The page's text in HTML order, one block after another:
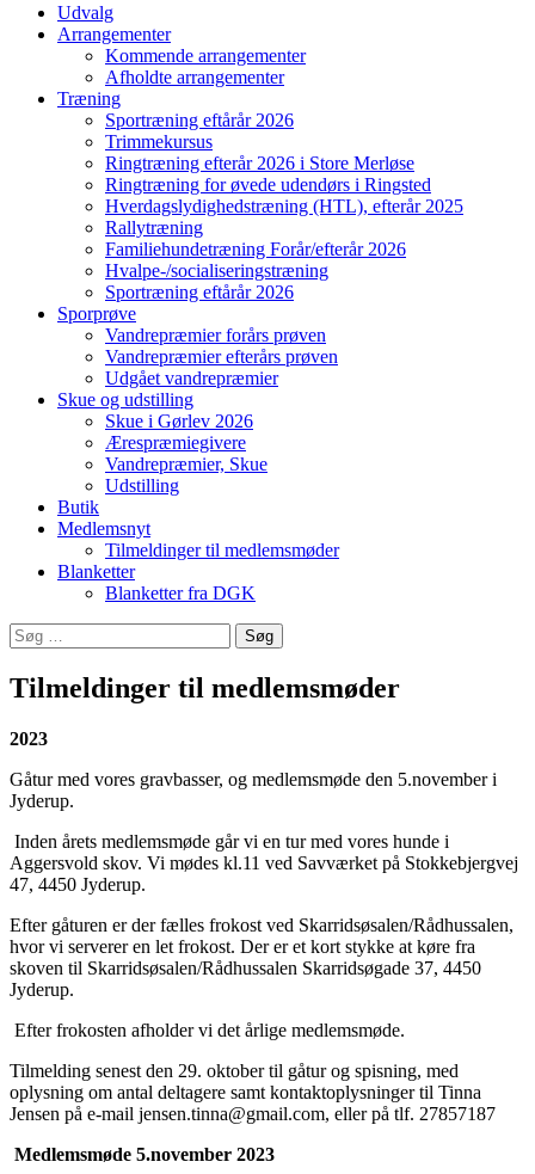
Udvalg
Arrangementer
Kommende arrangementer
Afholdte arrangementer
Træning
Sportræning eftårår 2026
Trimmekursus
Ringtræning efterår 2026 i Store Merløse
Ringtræning for øvede udendørs i Ringsted
Hverdagslydighedstræning (HTL), efterår 2025
Rallytræning
Familiehundetræning Forår/efterår 2026
Hvalpe-/socialiseringstræning
Sportræning eftårår 2026
Sporprøve
Vandrepræmier forårs prøven
Vandrepræmier efterårs prøven
Udgået vandrepræmier
Skue og udstilling
Skue i Gørlev 2026
Ærespræmiegivere
Vandrepræmier, Skue
Udstilling
Butik
Medlemsnyt
Tilmeldinger til medlemsmøder
Blanketter
Blanketter fra DGK
Søg
efter:
Tilmeldinger til medlemsmøder
2023
Gåtur med vores gravbasser, og medlemsmøde den 5.november i
Jyderup.
Inden årets medlemsmøde går vi en tur med vores hunde i
Aggersvold skov. Vi mødes kl.11 ved Savværket på Stokkebjergvej
47, 4450 Jyderup.
Efter gåturen er der fælles frokost ved Skarridsøsalen/Rådhussalen,
hvor vi serverer en let frokost. Der er et kort stykke at køre fra
skoven til Skarridsøsalen/Rådhussalen Skarridsøgade 37, 4450
Jyderup.
Efter frokosten afholder vi det årlige medlemsmøde.
Tilmelding senest den 29. oktober til gåtur og spisning, med
oplysning om antal deltagere samt kontaktoplysninger til Tinna
Jensen på e-mail jensen.tinna@gmail.com, eller på tlf. 27857187
Medlemsmøde 5.november 2023